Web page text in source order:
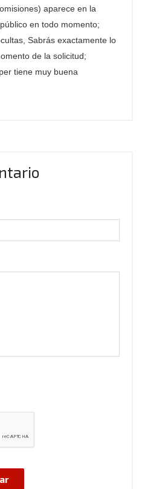
aparece en la
en todo momento;
Sabrás exactamente lo
de la solicitud;
tiene muy buena